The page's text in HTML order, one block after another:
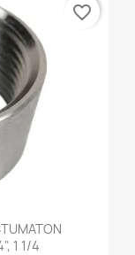
1 1/4
favorite_border